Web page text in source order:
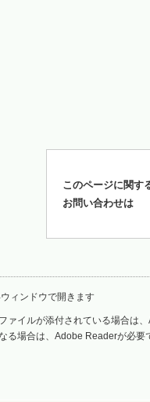
このページに関す
お問い合わせは
ィンドウで開きます
ァイルが添付されている場合は、
る場合は、Adobe Readerが必要